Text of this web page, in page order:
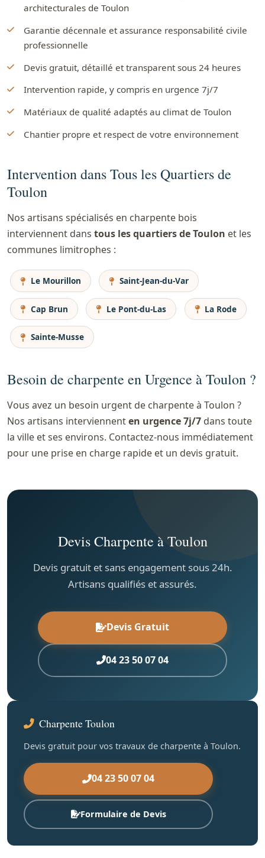
architecturales de Toulon
Garantie décennale et assurance responsabilité civile
professionnelle
Devis gratuit, détaillé et transparent sous 24 heures
Intervention rapide, y compris en urgence 7j/7
Matériaux de qualité adaptés au climat de Toulon
Chantier propre et respect de votre environnement
Intervention dans Tous les Quartiers de
Toulon
Nos artisans spécialisés en charpente bois
interviennent dans tous les quartiers de Toulon et les
communes limitrophes :
Le Mourillon Saint-Jean-du-Var
Cap Brun Le Pont-du-Las La Rode
Sainte-Musse
Besoin de charpente en Urgence à Toulon ?
Vous avez un besoin urgent de charpente à Toulon ?
Nos artisans interviennenten urgence 7j/7 dans toute
la ville et ses environs. Contactez-nous immédiatement
pour une prise en charge rapide et un devis gratuit.
Devis Charpente à Toulon
Devis gratuit et sans engagement sous 24h.
Artisans qualifiés et assurés.
Devis Gratuit
04 23 50 07 04
Charpente Toulon
Devis gratuit pour vos travaux de charpente à Toulon.
04 23 50 07 04
Formulaire de Devis